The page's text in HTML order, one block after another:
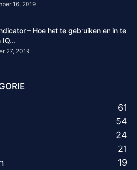
16, 2019
– Hoe het te gebruiken en in te
IQ...
27, 2019
61
54
24
21
19